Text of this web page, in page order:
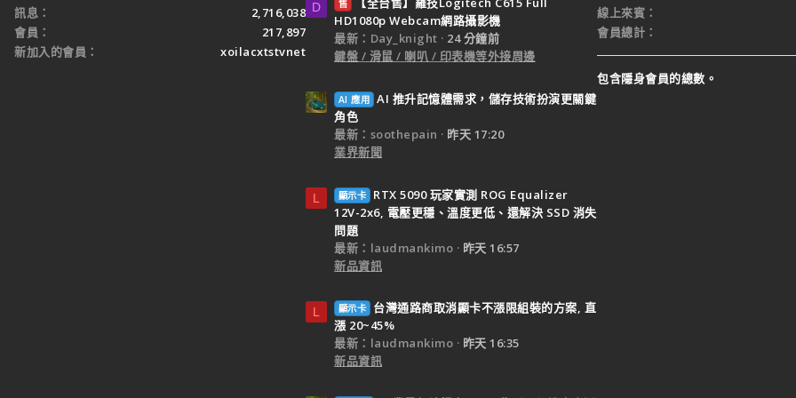
訊息
2,716,038
會員
217,897
新加入的會員
xoilacxtstvnet
D 售
HD1080p Webcam網路攝影機
最新：Day_knight
24 分鐘前
鍵盤 / 滑鼠 / 喇叭 / 印表機等外接周邊
AI 應用 AI 推升記憶體需求，儲存技術扮演更關鍵
角色
最新：soothepain
昨天 17:20
業界新聞
L 顯示卡
RTX 5090 玩家實測 ROG Equalizer
12V-2x6, 電壓更穩、溫度更低、還解決 SSD 消失
問題
最新：laudmankimo
昨天 16:57
新品資訊
L 顯示卡
台灣通路商取消顯卡不漲限組裝的方案, 直
漲 20~45%
最新：laudmankimo
昨天 16:35
新品資訊
線上來賓
會員總計
包含隱身會員的總數。